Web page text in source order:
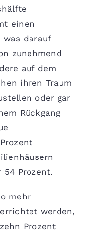
einen
was darauf
zunehmend
auf dem
ihren Traum
oder gar
Rückgang
54 Prozent.
mehr
werden,
Prozent